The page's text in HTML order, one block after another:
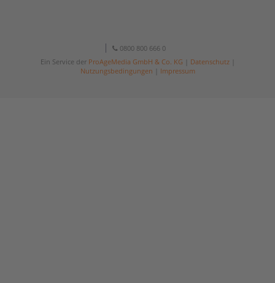
0800 800 666 0
Ein Service der ProAgeMedia GmbH & Co. KG Datenschutz|
Nutzungsbedingungen
Impressum